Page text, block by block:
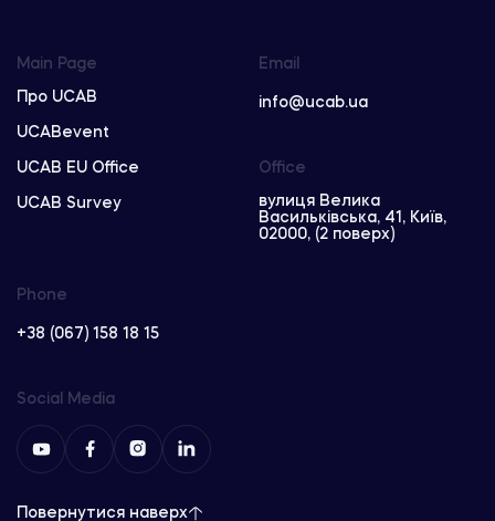
Main Page
Про UCAB
UCABevent
UCAB EU Office
UCAB Survey
Email
info@ucab.ua
Phone
+38 (067) 158 18 15
Office
вулиця Велика
Васильківська, 41, Київ,
02000, (2 поверх)
Social Media
Повернутися наверх